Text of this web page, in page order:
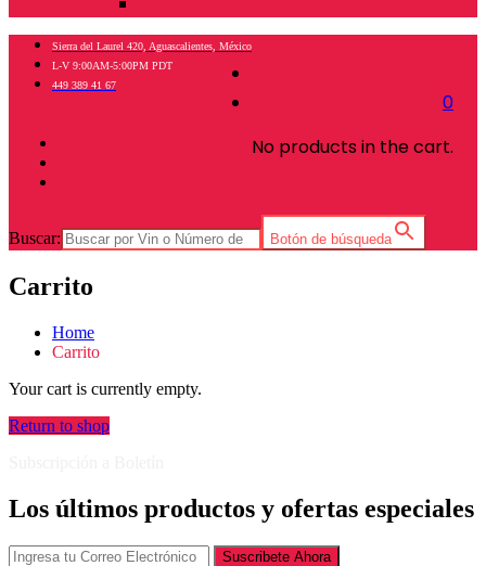
0
No products in the cart.
Sierra del Laurel 420, Aguascalientes, México
L-V 9:00AM-5:00PM PDT
449 389 41 67
Buscar: Botón de búsqueda
Carrito
Home
Carrito
Your cart is currently empty.
Return to shop
Los últimos productos y ofertas especiales
Suscribete Ahora